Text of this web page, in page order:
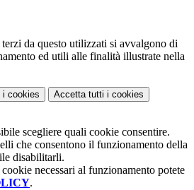
da questo utilizzati si avvalgono di
ed utili alle finalità illustrate nella
i cookies Accetta tutti i cookies
scegliere quali cookie consentire.
che consentono il funzionamento della
disabilitarli.
necessari al funzionamento potete
.